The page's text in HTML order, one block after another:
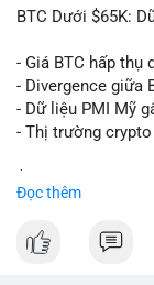
📰 Nguồn:
BTC Dưới $65K:
- Giá BTC hấp thụ
- Divergence giữa
- Dữ liệu PMI Mỹ
- Thị trường
Đọc thêm